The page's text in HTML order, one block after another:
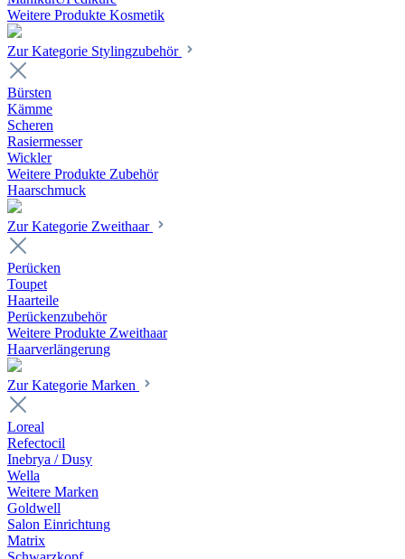
Weitere Produkte Kosmetik
Zur Kategorie Stylingzubehör
Bürsten
Kämme
Scheren
Rasiermesser
Wickler
Weitere Produkte Zubehör
Haarschmuck
Zur Kategorie Zweithaar
Perücken
Toupet
Haarteile
Perückenzubehör
Weitere Produkte Zweithaar
Haarverlängerung
Zur Kategorie Marken
Loreal
Refectocil
Inebrya / Dusy
Wella
Weitere Marken
Goldwell
Salon Einrichtung
Matrix